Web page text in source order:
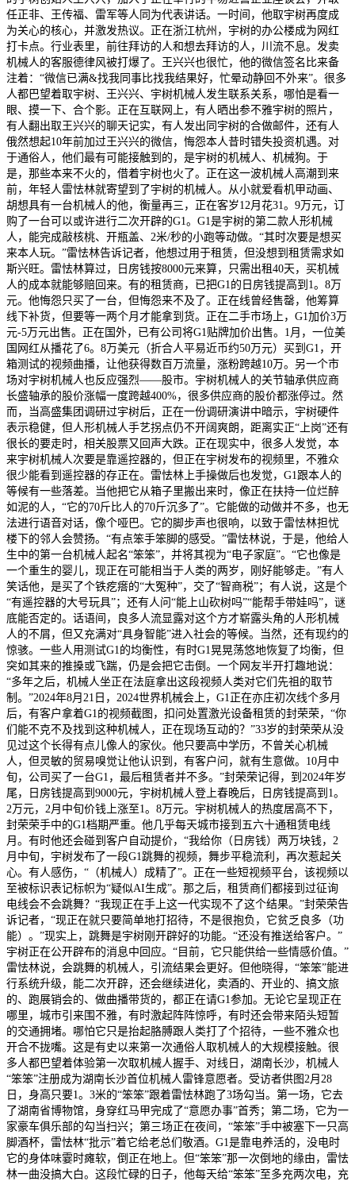
任正非、王传福、雷军等人同为代表讲话。一时间，他取宇树再度成
为关心的核心，并激发热议。正在浙江杭州，宇树的办公楼成为网红
打卡点。行业表里，前往拜访的人和想去拜访的人，川流不息。发卖
机械人的客服德律风被打爆了。王兴兴也很忙，他的微信签名比来备
注着：“微信已满&找我同事比找我结果好，忙晕动静回不外来”。很多
人都巴望着取宇树、王兴兴、宇树机械人发生联系关系，哪怕是看一
眼、摸一下、合个影。正在互联网上，有人晒出参不雅宇树的照片，
有人翻出取王兴兴的聊天记实，有人发出同宇树的合做邮件，还有人
俄然想起10年前加过王兴兴的微信，悔怨本人昔时错失投资机遇。对
于通俗人，他们最有可能接触到的，是宇树的机械人、机械狗。于
是，那些本来不火的，借着宇树也火了。正在这一波机械人高潮到来
前，年轻人雷怯林就寄望到了宇树的机械人。从小就爱看机甲动画、
胡想具有一台机械人的他，衡量再三，正在客岁12月花31。9万元，订
购了一台可以或许进行二次开辟的G1。G1是宇树的第二款人形机械
人，能完成敲核桃、开瓶盖、2米/秒的小跑等动做。“其时次要是想买
来本人玩。”雷怯林告诉记者，他想过用于租赁，但没想到租赁需求如
斯兴旺。雷怯林算过，日房钱按8000元来算，只需出租40天，买机械
人的成本就能够赔回来。有的租赁商，已把G1的日房钱提高到1。8万
元。他悔怨只买了一台，但悔怨来不及了。正在线曾经售罄，他筹算
线下补货，但要等一两个月才能拿到货。正在二手市场上，G1加价3万
元-5万元出售。正在国外，已有公司将G1贴牌加价出售。1月，一位美
国网红从播花了6。8万美元（折合人平易近币约50万元）买到G1，开
箱测试的视频曲播，让他获得数百万流量，涨粉跨越10万。另一个市
场对宇树机械人也反应强烈——股市。宇树机械人的关节轴承供应商
长盛轴承的股价涨幅一度跨越400%，很多供应商的股价都涨停过。然
而，当高盛集团调研过宇树后，正在一份调研演讲中暗示，宇树硬件
表示稳健，但人形机械人手艺拐点仍不开阔爽朗，距离实正“上岗”还有
很长的要走时，相关股票又回声大跌。正在现实中，很多人发觉，本
来宇树机械人次要是靠遥控器的，但正在宇树发布的视频里，不雅众
很少能看到遥控器的存正在。雷怯林上手操做后也发觉，G1跟本人的
等候有一些落差。当他把它从箱子里搬出来时，像正在扶持一位烂醉
如泥的人，“它的70斤比人的70斤沉多了”。它能做的动做并不多，也无
法进行语音对话，像个哑巴。它的脚步声也很响，以致于雷怯林担忧
楼下的邻人会赞扬。“有点笨手笨脚的感受。”雷怯林说，于是，他给人
生中的第一台机械人起名“笨笨”，并将其视为“电子家庭”。“它也像是
一个重生的婴儿，现正在可能相当于人类的两岁，刚好能够走。”有人
笑话他，是买了个铁疙瘩的“大冤种”，交了“智商税”；有人说，这是个
“有遥控器的大号玩具”；还有人问“能上山砍树吗”“能帮手带娃吗”，谜
底能否定的。话语间，良多人流显露对这个方才崭露头角的人形机械
人的不屑，但又充满对“具身智能”进入社会的等候。当然，还有现约的
惊骇。一些人用测试G1的均衡性，有时G1晃晃荡悠地恢复了均衡，但
突如其来的推搡或飞踹，仍是会把它击倒。一个网友半开打趣地说：
“多年之后，机械人坐正在法庭拿出这段视频人类对它们先祖的取节
制。”2024年8月21日，2024世界机械会上，G1正在亦庄初次线个多月
后，有客户拿着G1的视频截图，扣问处置激光设备租赁的封荣荣，“你
们能不克不及找到这种机械人，正在现场互动的？”33岁的封荣荣从没
见过这个长得有点儿像人的家伙。他只要高中学历，不曾关心机械
人，但灵敏的贸易嗅觉让他认识到，有客户问，就有生意做。10月中
旬，公司买了一台G1，最后租赁者并不多。”封荣荣记得，到2024年岁
尾，日房钱提高到9000元，宇树机械人登上春晚后，日房钱提高到1。
2万元，2月中旬价钱上涨至1。8万元。宇树机械人的热度居高不下，
封荣荣手中的G1档期严重。他几乎每天城市接到五六十通租赁电线
月。有时他还会碰到客户自动提价，“我给你（日房钱）两万块钱，2
月中旬，宇树发布了一段G1跳舞的视频，舞步平稳流利，再次惹起关
心。有人感伤，“（机械人）成精了”。正在一些短视频平台，该视频以
至被标识表记标帜为“疑似AI生成”。那之后，租赁商们都接到过征询
电线会不会跳舞？“我现正在手上这一代实现不了这个结果。”封荣荣告
诉记者，“现正在就只要简单地打招待，不是很抱负，它贫乏良多（功
能）。”现实上，跳舞是宇树刚开辟好的功能。“还没有推送给客户。”
宇树正在公开辟布的消息中回应。“目前，它只能供给一些情感价值。”
雷怯林说，会跳舞的机械人，引流结果会更好。但他晓得，“笨笨”能进
行系统升级，能二次开辟，还会继续进化，卖酒的、开业的、搞文旅
的、跑展销会的、做曲播带货的，都正在请G1参加。无论它呈现正在
哪里，城市引来围不雅，有时激起阵阵惊呼，有时还会带来陌头短暂
的交通拥堵。哪怕它只是抬起胳膊跟人类打了个招待，一些不雅众也
开合不拢嘴。这是有史以来第一次通俗人取机械人的大规模接触。很
多人都巴望着体验第一次取机械人握手、对线日，湖南长沙，机械人
“笨笨”注册成为湖南长沙首位机械人雷锋意愿者。受访者供图2月28
日，身高只要1。3米的“笨笨”跟着雷怯林跑了3场勾当。第一场，它去
了湖南省博物馆，身穿红马甲完成了“意愿办事”首秀；第二场，它为一
家豪车俱乐部的勾当扫兴；第三场正在夜间，“笨笨”手中被塞下一只高
脚酒杯，雷怯林“批示”着它给老总们敬酒。G1是靠电养活的，没电时
它的身体味霎时瘫软，倒正在地上。但“笨笨”那一次倒地的缘由，雷怯
林一曲没搞大白。这段忙碌的日子，他每天给“笨笨”至多充两次电，充